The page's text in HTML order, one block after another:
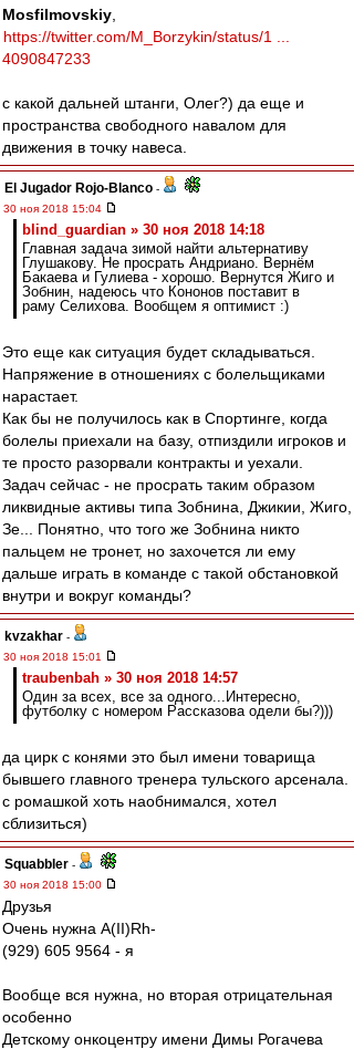
Mosfilmovskiy
https://twitter.com/M_Borzykin/status/1 ...
4090847233
с какой дальней штанги, Олег?) да еще и
пространства свободного навалом для
движения в точку навеса.
El Jugador Rojo-Blanco -
30 ноя 2018 15:04
blind_guardian » 30 ноя 2018 14:18
Главная задача зимой найти альтернативу
Глушакову. Не просрать Андриано. Вернём
Бакаева и Гулиева - хорошо. Вернутся Жиго и
Зобнин, надеюсь что Кононов поставит в
раму Селихова. Вообщем я оптимист :)
Это еще как ситуация будет складываться.
Напряжение в отношениях с болельщиками
нарастает.
Как бы не получилось как в Спортинге, когда
болелы приехали на базу, отпиздили игроков и
те просто разорвали контракты и уехали.
Задач сейчас - не просрать таким образом
ликвидные активы типа Зобнина, Джикии, Жиго,
Зе... Понятно, что того же Зобнина никто
пальцем не тронет, но захочется ли ему
дальше играть в команде с такой обстановкой
внутри и вокруг команды?
kvzakhar -
30 ноя 2018 15:01
traubenbah » 30 ноя 2018 14:57
Один за всех, все за одного...Интересно,
футболку с номером Рассказова одели бы?)))
да цирк с конями это был имени товарища
бывшего главного тренера тульского арсенала.
с ромашкой хоть наобнимался, хотел
сблизиться)
Squabbler -
30 ноя 2018 15:00
Друзья
Очень нужна А(II)Rh-
(929) 605 9564 - я
Вообще вся нужна, но вторая отрицательная
особенно
Детскому онкоцентру имени Димы Рогачева